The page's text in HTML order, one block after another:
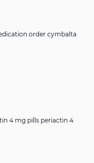
order cymbalta
4 mg pills periactin 4